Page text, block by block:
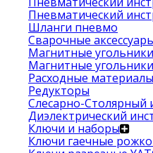
Пневматический
Шланги пневмо
Сварочные
Магнитные угольники
Магнитные
Расходные
Редукторы
Слесарно-Столярный
Диэлектрический
Ключи и наборы
Ключи гаечные